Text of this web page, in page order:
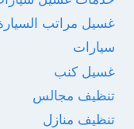
غسيل مراتب
سيارات
غسيل كنب
تنظيف مجالس
تنظيف منازل